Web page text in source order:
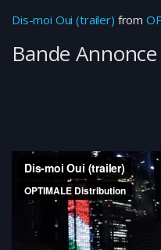
Dis-moi Oui (trailer) from
Bande Annonce